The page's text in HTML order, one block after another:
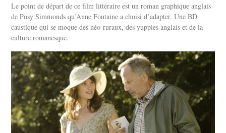
Le point de départ de ce film littéraire est un roman graphique anglais
de Posy Simmonds qu’Anne Fontaine a choisi d’adapter. Une BD
caustique qui se moque des néo-ruraux, des yuppies anglais et de la
culture romanesque.